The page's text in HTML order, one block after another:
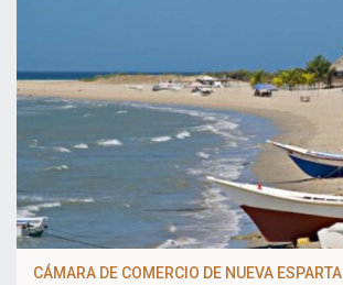
CÁMARA DE COMERCIO DE NUEVA ESPARTA